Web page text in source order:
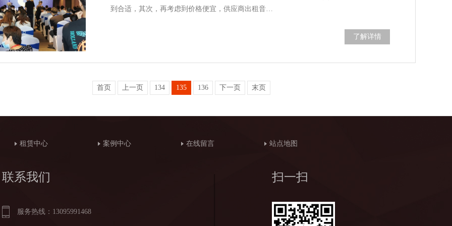
到合适，其次，再考虑到价格便宜，供应商出租音…
了解详情
首页 上一页 134 135 136 下一页 末页
租赁中心 案例中心 在线留言 站点地图
联系我们
服务热线：13095991468
扫一扫